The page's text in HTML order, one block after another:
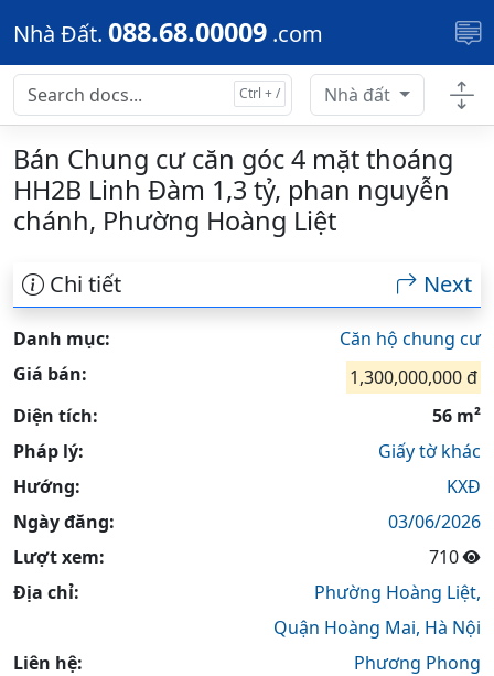
Skip to main content
Nhà Đất. 088.68.00009 .com
Nhà đất
Bán Chung cư căn góc 4 mặt thoáng
HH2B Linh Đàm 1,3 tỷ, phan nguyễn
chánh, Phường Hoàng Liệt
Chi tiết Next
Danh mục:
Căn hộ chung cư
Giá bán:
1,300,000,000 đ
Diện tích:
56 m²
Pháp lý:
Giấy tờ khác
Hướng:
KXĐ
Ngày đăng:
03/06/2026
Lượt xem:
710
Địa chỉ:
Phường Hoàng Liệt,
Quận Hoàng Mai, Hà Nội
Liên hệ:
Phương Phong